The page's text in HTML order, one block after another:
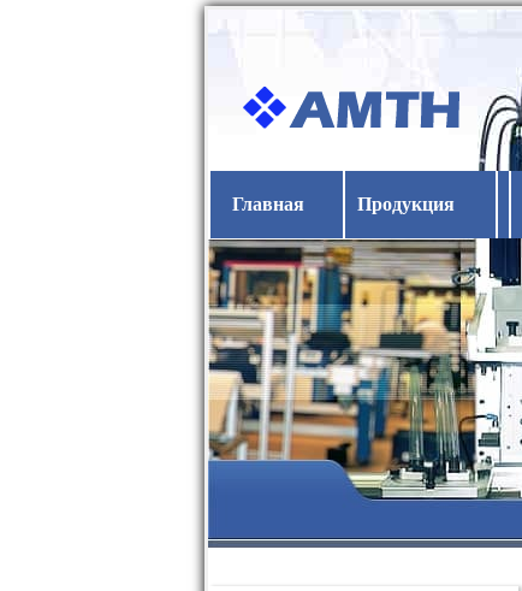
Главная Продукция